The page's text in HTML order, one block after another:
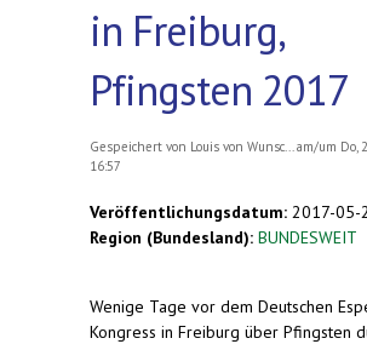
in Freiburg,
Pfingsten 2017
Gespeichert von Louis von Wunsc...
am/um Do,
16:57
Veröffentlichungsdatum: 2017-05-
Region (Bundesland): BUNDESWEIT
Wenige Tage vor dem Deutschen
Kongress in Freiburg über Pfingsten